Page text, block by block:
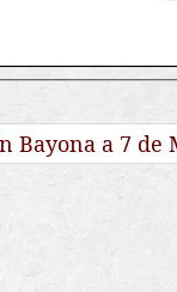
Bayona a 7 de